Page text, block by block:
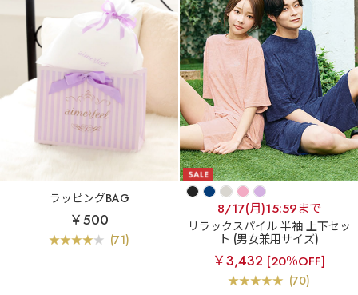
ラッピングBAG
￥500
(71)
8/17(月)15:59まで
リラックスパイル 半袖 上下セッ
ト (男女兼用サイズ)
￥3,432 [20％OFF]
(70)